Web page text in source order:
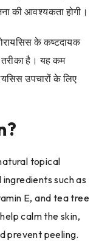
की आवश्यकता होगी।
के कष्टदायक
तरीका है। यह कम
उपचारों के लिए
topical
such as
E, and tea tree
calm the skin,
prevent peeling.